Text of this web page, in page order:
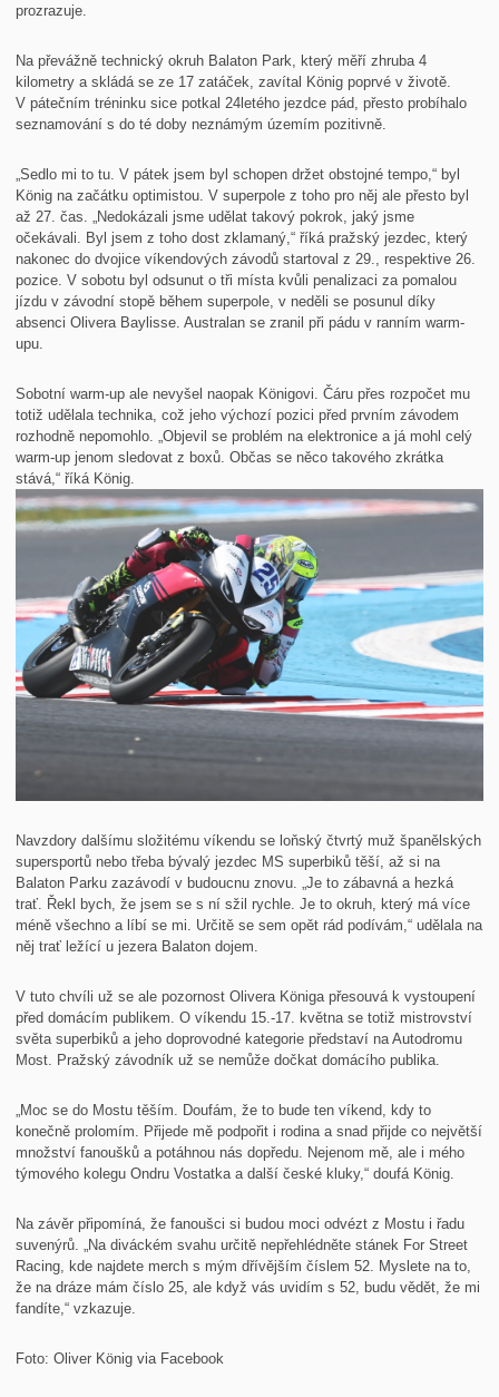
prozrazuje.
Na převážně technický okruh Balaton Park, který měří zhruba 4
kilometry a skládá se ze 17 zatáček, zavítal König poprvé v životě.
V pátečním tréninku sice potkal 24letého jezdce pád, přesto probíhalo
seznamování s do té doby neznámým územím pozitivně.
„Sedlo mi to tu. V pátek jsem byl schopen držet obstojné tempo,“ byl
König na začátku optimistou. V superpole z toho pro něj ale přesto byl
až 27. čas. „Nedokázali jsme udělat takový pokrok, jaký jsme
očekávali. Byl jsem z toho dost zklamaný,“ říká pražský jezdec, který
nakonec do dvojice víkendových závodů startoval z 29., respektive 26.
pozice. V sobotu byl odsunut o tři místa kvůli penalizaci za pomalou
jízdu v závodní stopě během superpole, v neděli se posunul díky
absenci Olivera Baylisse. Australan se zranil při pádu v ranním warm-
upu.
Sobotní warm-up ale nevyšel naopak Königovi. Čáru přes rozpočet mu
totiž udělala technika, což jeho výchozí pozici před prvním závodem
rozhodně nepomohlo. „Objevil se problém na elektronice a já mohl celý
warm-up jenom sledovat z boxů. Občas se něco takového zkrátka
stává,“ říká König.
Navzdory dalšímu složitému víkendu se loňský čtvrtý muž španělských
supersportů nebo třeba bývalý jezdec MS superbiků těší, až si na
Balaton Parku zazávodí v budoucnu znovu. „Je to zábavná a hezká
trať. Řekl bych, že jsem se s ní sžil rychle. Je to okruh, který má více
méně všechno a líbí se mi. Určitě se sem opět rád podívám,“ udělala na
něj trať ležící u jezera Balaton dojem.
V tuto chvíli už se ale pozornost Olivera Königa přesouvá k vystoupení
před domácím publikem. O víkendu 15.-17. května se totiž mistrovství
světa superbiků a jeho doprovodné kategorie představí na Autodromu
Most. Pražský závodník už se nemůže dočkat domácího publika.
„Moc se do Mostu těším. Doufám, že to bude ten víkend, kdy to
konečně prolomím. Přijede mě podpořit i rodina a snad přijde co největší
množství fanoušků a potáhnou nás dopředu. Nejenom mě, ale i mého
týmového kolegu Ondru Vostatka a další české kluky,“ doufá König.
Na závěr připomíná, že fanoušci si budou moci odvézt z Mostu i řadu
suvenýrů. „Na diváckém svahu určitě nepřehlédněte stánek For Street
Racing, kde najdete merch s mým dřívějším číslem 52. Myslete na to,
že na dráze mám číslo 25, ale když vás uvidím s 52, budu vědět, že mi
fandíte,“ vzkazuje.
Foto: Oliver König via Facebook